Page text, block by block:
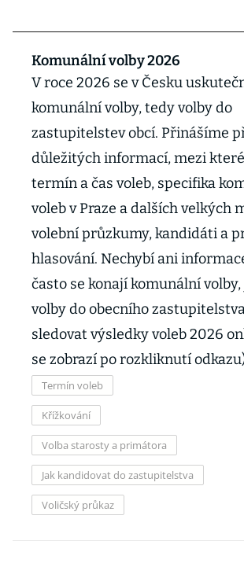
Komunální volby 2026
V roce 2026 se v Česku
komunální volby, tedy volby do
zastupitelstev obcí. Přinášíme
důležitých informací, mezi
termín a čas voleb, specifika
voleb v Praze a dalších velkých
volební průzkumy, kandidáti a
hlasování. Nechybí ani
často se konají komunální
volby do obecního
sledovat výsledky voleb 2026
se zobrazí po rozkliknutí
Termín voleb
Křížkování
Volba starosty a primátora
Jak kandidovat do zastupitelstva
Voličský průkaz